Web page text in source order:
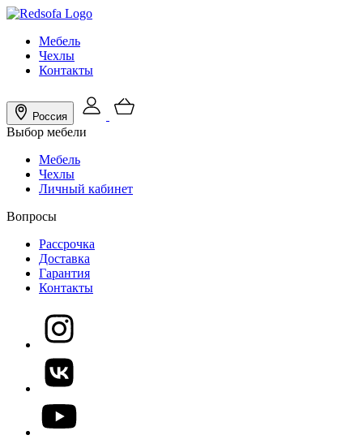
Мебель
Чехлы
Контакты
Россия
Выбор мебели
Мебель
Чехлы
Личный кабинет
Вопросы
Рассрочка
Доставка
Гарантия
Контакты